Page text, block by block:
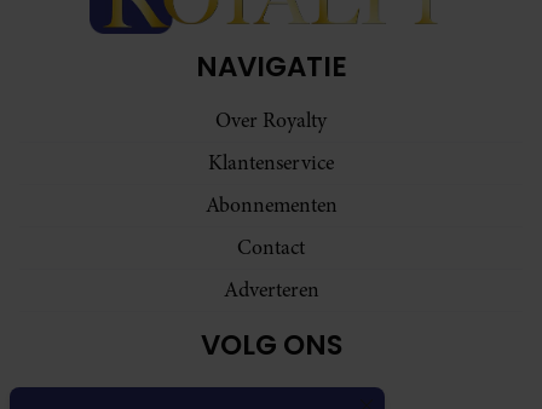
NAVIGATIE
Over Royalty
Klantenservice
Abonnementen
Contact
Adverteren
VOLG ONS